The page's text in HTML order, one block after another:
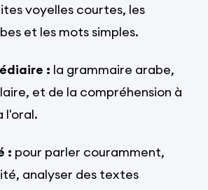
voyelles courtes, les
et les mots simples.
: la grammaire arabe,
et de la compréhension à
l'oral.
: pour parler couramment,
analyser des textes